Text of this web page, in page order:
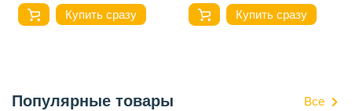
Купить сразу Купить сразу
Популярные товары Все